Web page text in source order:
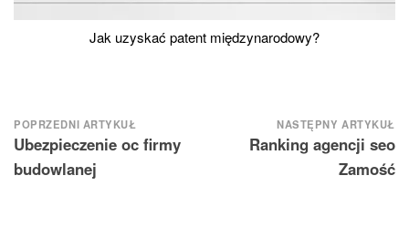
Jak uzyskać patent międzynarodowy?
Nawigacja
wpisu
POPRZEDNI ARTYKUŁ
Ubezpieczenie oc firmy
budowlanej
NASTĘPNY ARTYKUŁ
Ranking agencji seo
Zamość